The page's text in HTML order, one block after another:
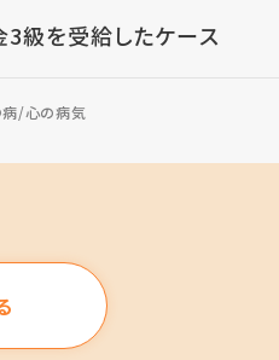
級を受給したケース
病 心の病気